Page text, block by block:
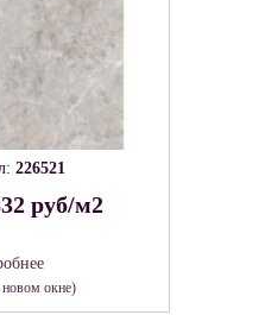
226521
руб/м2
окне)